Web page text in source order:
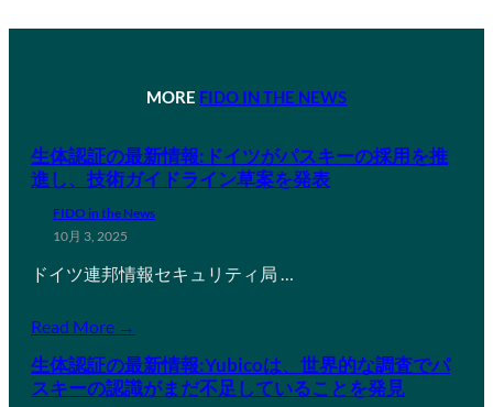
MORE FIDO IN THE NEWS
生体認証の最新情報:ドイツがパスキーの採用を推
進し、技術ガイドライン草案を発表
FIDO in the News
10月 3, 2025
ドイツ連邦情報セキュリティ局 …
Read More →
生体認証の最新情報:Yubicoは、世界的な調査でパ
スキーの認識がまだ不足していることを発見